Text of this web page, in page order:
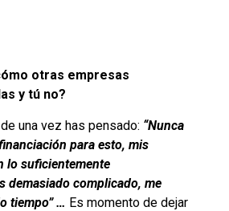
otras empresas
y tú no?
una vez has pensado: “Nunca
para esto, mis
lo suficientemente
demasiado complicado, me
tiempo” … Es momento de dejar